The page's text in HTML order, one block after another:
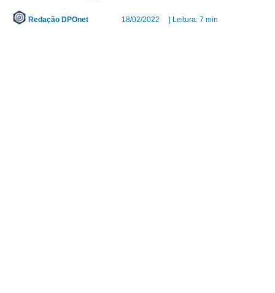
Redação DPOnet 18/02/2022 | Leitura: 7 min